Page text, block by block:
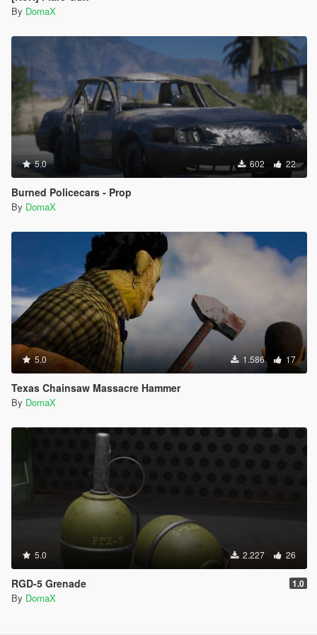
By DomaX
5.0 602 22
Burned Policecars - Prop
By DomaX
5.0 1.586 17
Texas Chainsaw Massacre Hammer
By DomaX
5.0 2.227 26
RGD-5 Grenade 1.0
By DomaX